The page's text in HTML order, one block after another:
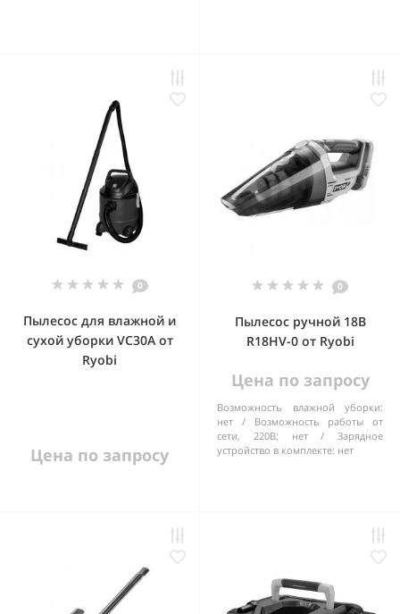
0
Пылесос для влажной и
сухой уборки VC30A от
Ryobi
Цена по запросу
0
Пылесос ручной 18В
R18HV-0 от Ryobi
Цена по запросу
Возможность влажной уборки:
нет
Возможность работы от
сети, 220В:
нет
Зарядное
устройство в комплекте: нет